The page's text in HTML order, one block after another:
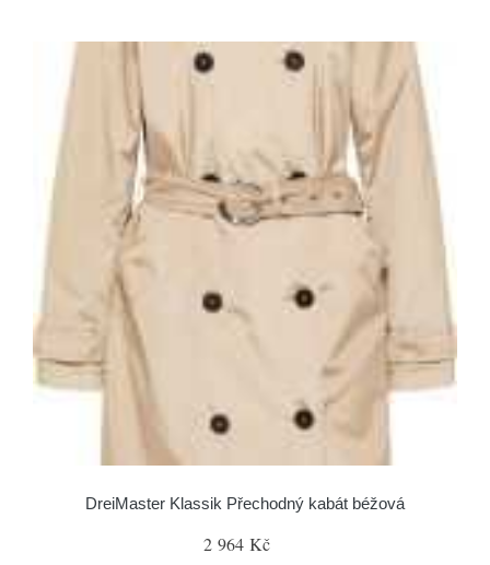
DreiMaster Klassik Přechodný kabát béžová
2 964 Kč